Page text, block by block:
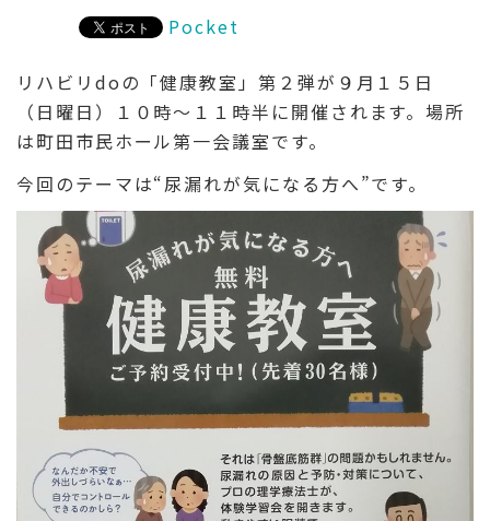
Pocket
リハビリdoの「健康教室」第２弾が９月１５日
（日曜日）１０時～１１時半に開催されます。場所
は町田市民ホール第一会議室です。
今回のテーマは“尿漏れが気になる方へ”です。